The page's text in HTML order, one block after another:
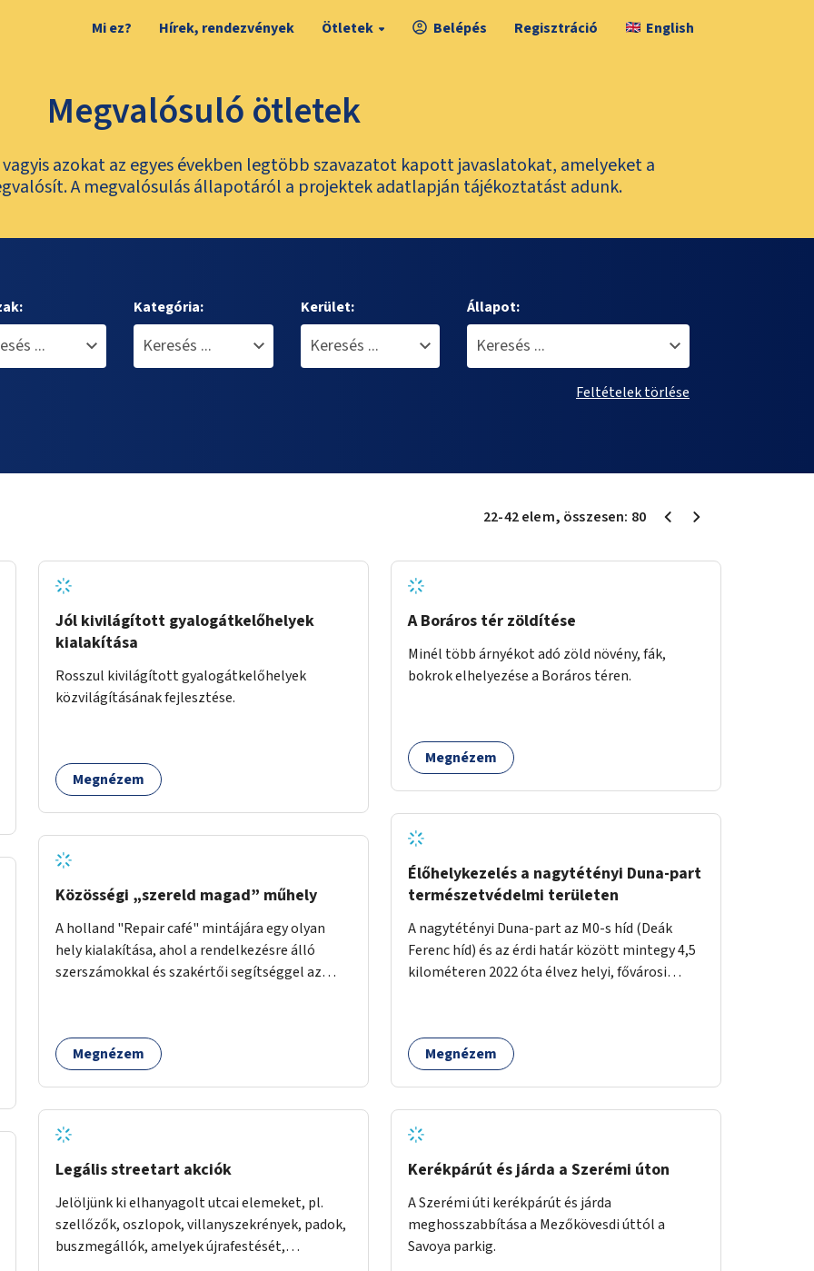
Mi ez? Hírek, rendezvények Ötletek Belépés Regisztráció English
Megvalósuló ötletek
azokat az egyes években legtöbb szavazatot kapott javaslatokat, amelyeket a
A megvalósulás állapotáról a projektek adatlapján tájékoztatást adunk.
Kategória: Kerület: Állapot:
Feltételek törlése
22-42elem, összesen: 80
Jól kivilágított gyalogátkelőhelyek
kialakítása
Rosszul kivilágított gyalogátkelőhelyek
közvilágításának fejlesztése.
Megnézem
Közösségi „szereld magad” műhely
A holland "Repair café" mintájára egy olyan
hely kialakítása, ahol a rendelkezésre álló
szerszámokkal és szakértői segítséggel az
arra, hogy a közösség tagjai is segítsenek
egymásnak, megosszák tudásukat.
Megnézem
Legális streetart akciók
Jelöljünk ki elhanyagolt utcai elemeket, pl.
szellőzők, oszlopok, villanyszekrények, padok,
buszmegállók, amelyek újrafestését,
A Boráros tér zöldítése
Minél több árnyékot adó zöld növény, fák,
bokrok elhelyezése a Boráros téren.
Megnézem
Élőhelykezelés a nagytétényi Duna-part
természetvédelmi területen
A nagytétényi Duna-part az M0-s híd (Deák
Ferenc híd) és az érdi határ között mintegy 4,5
kilométeren 2022 óta élvez helyi, fővárosi
fajok ritkítását, visszaszorítását.
Megnézem
Kerékpárút és járda a Szerémi úton
A Szerémi úti kerékpárút és járda
meghosszabbítása a Mezőkövesdi úttól a
Savoya parkig.